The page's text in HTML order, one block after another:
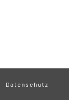
Datenschutz